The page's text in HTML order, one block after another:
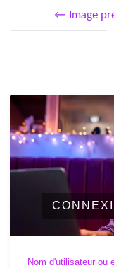
Image
Nom d'utilisateur ou